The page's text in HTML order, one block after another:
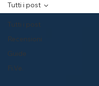
Tutti i post
Recensioni
Guide
Fi.Ve.
Tutti i post